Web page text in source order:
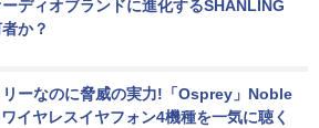
ディオブランドに進化するSHANLING
か？
リーなのに脅威の実力!「Osprey」Noble
イヤレスイヤフォン4機種を一気に聴く